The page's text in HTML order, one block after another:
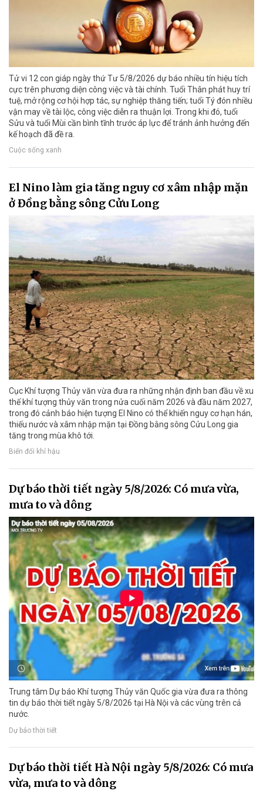
Tử vi 12 con giáp ngày thứ Tư 5/8/2026 dự báo nhiều tín hiệu tích
cực trên phương diện công việc và tài chính. Tuổi Thân phát huy trí
tuệ, mở rộng cơ hội hợp tác, sự nghiệp thăng tiến; tuổi Tý đón nhiều
vận may về tài lộc, công việc diễn ra thuận lợi. Trong khi đó, tuổi
Sửu và tuổi Mùi cần bình tĩnh trước áp lực để tránh ảnh hưởng đến
kế hoạch đã đề ra.
Cuộc sống xanh
El Nino làm gia tăng nguy cơ xâm nhập mặn
ở Đồng bằng sông Cửu Long
Cục Khí tượng Thủy văn vừa đưa ra những nhận định ban đầu về xu
thế khí tượng thủy văn trong nửa cuối năm 2026 và đầu năm 2027,
trong đó cảnh báo hiện tượng El Nino có thể khiến nguy cơ hạn hán,
thiếu nước và xâm nhập mặn tại Đồng bằng sông Cửu Long gia
tăng trong mùa khô tới.
Biến đổi khí hậu
Dự báo thời tiết ngày 5/8/2026: Có mưa vừa,
mưa to và dông
Trung tâm Dự báo Khí tượng Thủy văn Quốc gia vừa đưa ra thông
tin dự báo thời tiết ngày 5/8/2026 tại Hà Nội và các vùng trên cả
nước.
Dự báo thời tiết
Dự báo thời tiết Hà Nội ngày 5/8/2026: Có mưa
vừa, mưa to và dông